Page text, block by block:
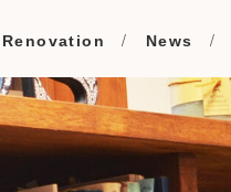
Renovation News